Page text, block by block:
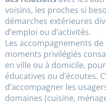
voisins, les proches si
démarches extérieures
d’emploi ou d’activités.
Les accompagnements
moments privilégiés
en ville ou à domicile,
éducatives ou d’écoutes.
d’accompagner les
domaines (cuisine,